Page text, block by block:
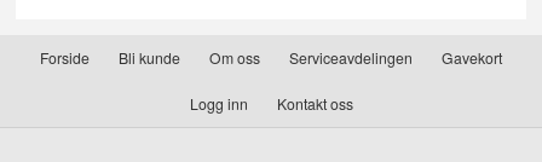
Forside Bli kunde Om oss Serviceavdelingen Gavekort
Logg inn Kontakt oss